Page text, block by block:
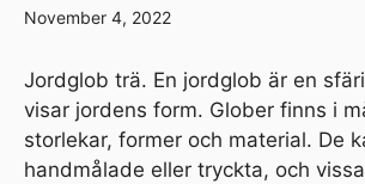
November 4, 2022
Jordglob trä. En jordglob är en
visar jordens form. Glober finns i
storlekar, former och material. De
handmålade eller tryckta, och